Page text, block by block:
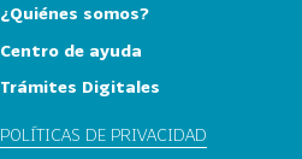
¿Quiénes somos?
Centro de ayuda
Trámites Digitales
POLÍTICAS DE PRIVACIDAD